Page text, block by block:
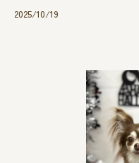
2025/10/19